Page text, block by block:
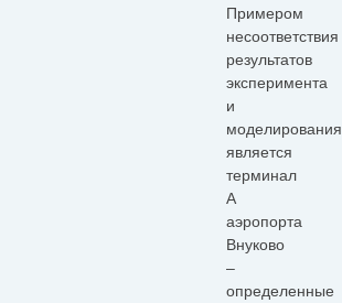
Примером
несоответствия
результатов
эксперимента
и
моделирования
является
терминал
А
аэропорта
Внуково
–
определенные